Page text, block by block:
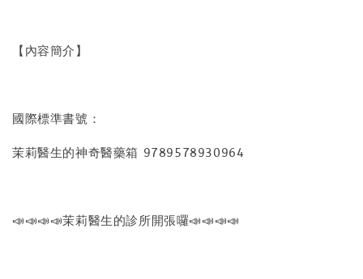
【內容簡介】
國際標準書號：
茉莉醫生的神奇醫藥箱 9789578930964
📣📣📣📣茉莉醫生的診所開張囉📣📣📣📣